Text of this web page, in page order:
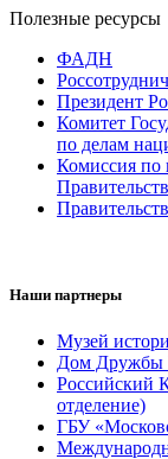
Полезные ресурсы
ФАДН
Президент
Комитет
по делам
Комиссия по
Наши партнеры
Музей
Дом Дружбы
Российский
отделение)
ГБУ